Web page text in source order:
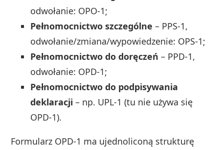
odwołanie: OPO-1;
Pełnomocnictwo szczególne – PPS-1,
odwołanie/zmiana/wypowiedzenie: OPS-1;
Pełnomocnictwo do doręczeń – PPD-1,
odwołanie: OPD-1;
Pełnomocnictwo do podpisywania
deklaracji – np. UPL‑1 (tu nie używa się
OPD‑1).
Formularz OPD‑1 ma ujednoliconą strukturę